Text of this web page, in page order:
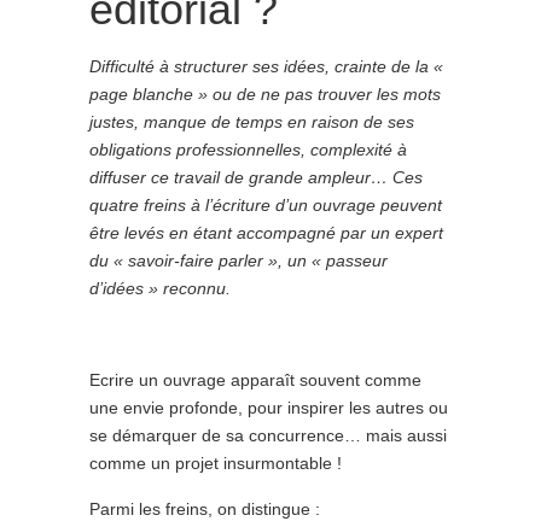
Difficulté à structurer ses idées, crainte de la «
page blanche » ou de ne pas trouver les mots
justes, manque de temps en raison de ses
obligations professionnelles, complexité à
diffuser ce travail de grande ampleur… Ces
quatre freins à l’écriture d’un ouvrage peuvent
être levés en étant accompagné par un expert
du « savoir-faire parler », un « passeur
d’idées » reconnu.
Ecrire un ouvrage apparaît souvent comme
une envie profonde, pour inspirer les autres ou
se démarquer de sa concurrence… mais aussi
comme un projet insurmontable !
Parmi les freins, on distingue :